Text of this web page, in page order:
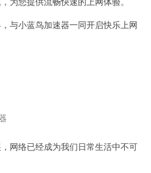
小蓝鸟加速器一同开启快乐上网
络已经成为我们日常生活中不可